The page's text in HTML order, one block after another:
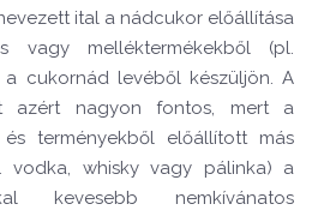
ital a nádcukor előállítása
vagy melléktermékekből (pl.
a cukornád levéből készüljön. A
azért nagyon fontos, mert a
terményekből előállított más
vodka, whisky vagy pálinka) a
kevesebb nemkívánatos